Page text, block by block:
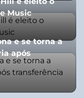
Music
e se torna a
após